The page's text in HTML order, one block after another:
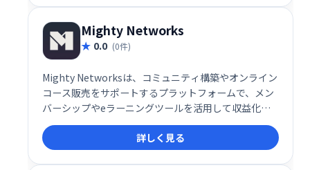
Mighty Networks
0.0 (0件)
Mighty Networksは、コミュニティ構築やオンライン
コース販売をサポートするプラットフォームで、メン
バーシップやeラーニングツールを活用して収益化が
可能です。
詳しく見る